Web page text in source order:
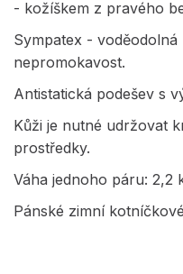
- kožíškem z pravého
Sympatex -
nepromokavost.
Antistatická podešev s
Kůži je nutné udržovat
prostředky.
Váha jednoho páru: 2,2
Pánské zimní